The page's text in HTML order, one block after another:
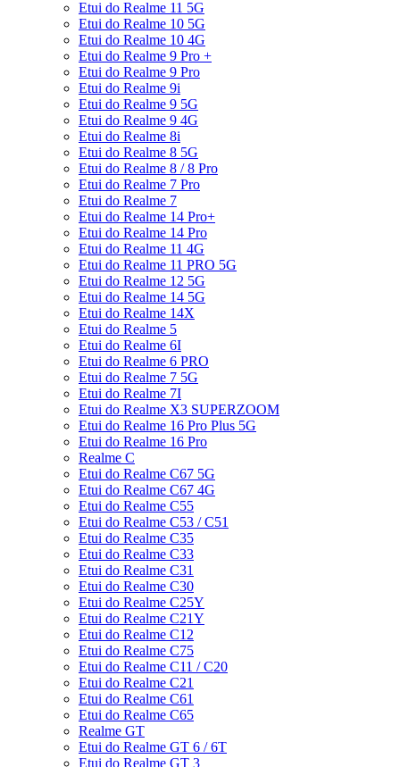
Etui do Realme 11 5G
Etui do Realme 10 5G
Etui do Realme 10 4G
Etui do Realme 9 Pro +
Etui do Realme 9 Pro
Etui do Realme 9i
Etui do Realme 9 5G
Etui do Realme 9 4G
Etui do Realme 8i
Etui do Realme 8 5G
Etui do Realme 8 / 8 Pro
Etui do Realme 7 Pro
Etui do Realme 7
Etui do Realme 14 Pro+
Etui do Realme 14 Pro
Etui do Realme 11 4G
Etui do Realme 11 PRO 5G
Etui do Realme 12 5G
Etui do Realme 14 5G
Etui do Realme 14X
Etui do Realme 5
Etui do Realme 6I
Etui do Realme 6 PRO
Etui do Realme 7 5G
Etui do Realme 7I
Etui do Realme X3 SUPERZOOM
Etui do Realme 16 Pro Plus 5G
Etui do Realme 16 Pro
Realme C
Etui do Realme C67 5G
Etui do Realme C67 4G
Etui do Realme C55
Etui do Realme C53 / C51
Etui do Realme C35
Etui do Realme C33
Etui do Realme C31
Etui do Realme C30
Etui do Realme C25Y
Etui do Realme C21Y
Etui do Realme C12
Etui do Realme C75
Etui do Realme C11 / C20
Etui do Realme C21
Etui do Realme C61
Etui do Realme C65
Realme GT
Etui do Realme GT 6 / 6T
Etui do Realme GT 3